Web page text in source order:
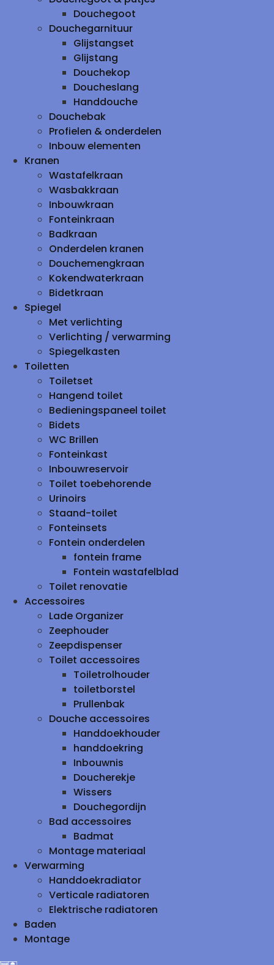
Douchegoot
Douchegarnituur
Glijstangset
Glijstang
Douchekop
Doucheslang
Handdouche
Douchebak
Profielen & onderdelen
Inbouw elementen
Kranen
Wastafelkraan
Wasbakkraan
Inbouwkraan
Fonteinkraan
Badkraan
Onderdelen kranen
Douchemengkraan
Kokendwaterkraan
Bidetkraan
Spiegel
Met verlichting
Verlichting / verwarming
Spiegelkasten
Toiletten
Toiletset
Hangend toilet
Bedieningspaneel toilet
Bidets
WC Brillen
Fonteinkast
Inbouwreservoir
Toilet toebehorende
Urinoirs
Staand-toilet
Fonteinsets
Fontein onderdelen
fontein frame
Fontein wastafelblad
Toilet renovatie
Accessoires
Lade Organizer
Zeephouder
Zeepdispenser
Toilet accessoires
Toiletrolhouder
toiletborstel
Prullenbak
Douche accessoires
Handdoekhouder
handdoekring
Inbouwnis
Doucherekje
Wissers
Douchegordijn
Bad accessoires
Badmat
Montage materiaal
Verwarming
Handdoekradiator
Verticale radiatoren
Elektrische radiatoren
Baden
Montage